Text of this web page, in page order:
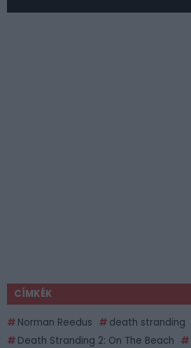
CÍMKÉK
Norman Reedus
death stranding
Death Stranding 2: On The Beach